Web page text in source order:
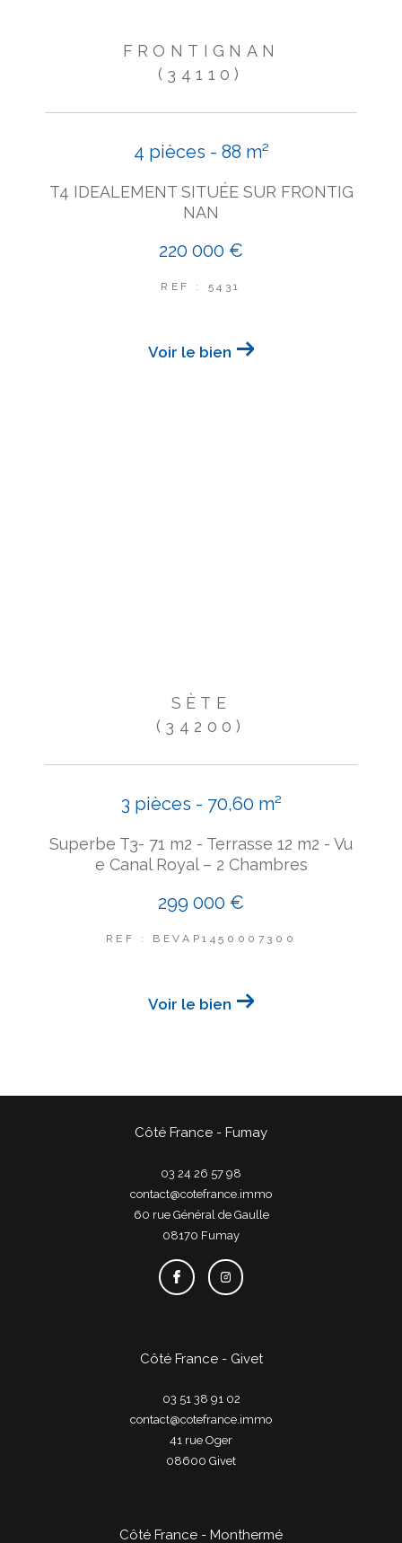
FRONTIGNAN
(34110)
4 pièces - 88 m²
T4 IDEALEMENT SITUÉE SUR FRONTIG
NAN
220 000 €
REF : 5431
Voir le bien
SÈTE
(34200)
3 pièces - 70,60 m²
Superbe T3- 71 m2 - Terrasse 12 m2 - Vu
e Canal Royal – 2 Chambres
299 000 €
REF : BEVAP1450007300
Voir le bien
Côté France - Fumay
03 24 26 57 98
contact@cotefrance.immo
60 rue Général de Gaulle
08170
fumay
Côté France - Givet
03 51 38 91 02
contact@cotefrance.immo
41 rue Oger
08600
givet
Côté France - Monthermé